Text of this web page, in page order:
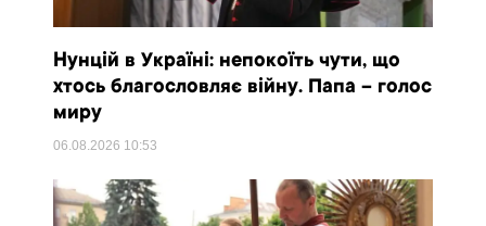
Нунцій в Україні: непокоїть чути, що
хтось благословляє війну. Папа – голос
миру
06.08.2026 10:53